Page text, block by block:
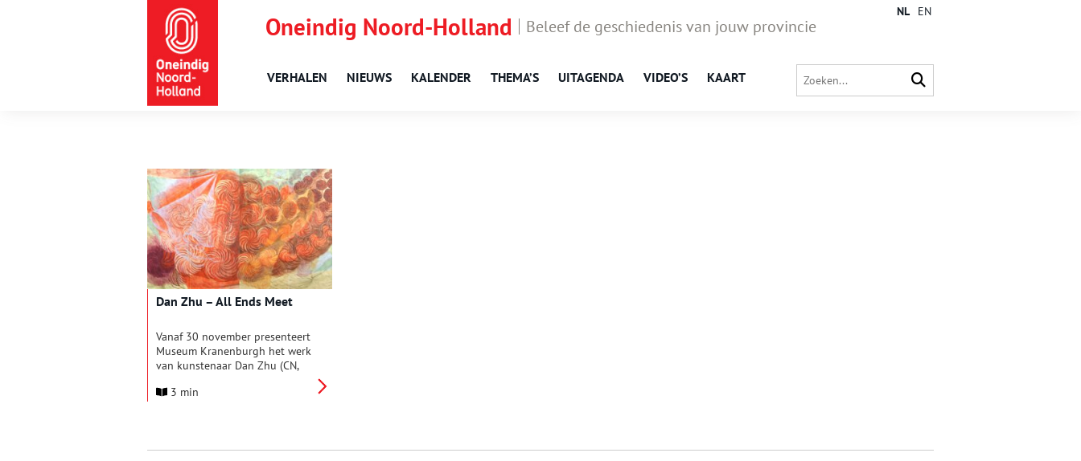
Oneindig Noord-Holland Beleef de geschiedenis van jouw provincie
VERHALEN NIEUWS KALENDER THEMA’S UITAGENDA VIDEO’S KAART
NL EN
Dan Zhu – All Ends Meet
Vanaf 30 november presenteert
Museum Kranenburgh het werk
van kunstenaar Dan Zhu (CN,
tekeningen, schilderijen en
werelden.
3 min